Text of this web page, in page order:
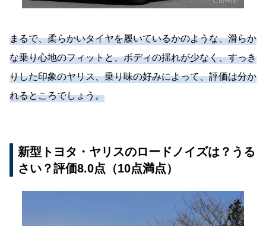
まるで、柔らかいタイヤを履いているかのような、滑らか
な乗り心地のフィットと、ボディの揺れが少なく、すっき
りした印象のヤリス、乗り味の好みによって、評価は分か
れるところでしょう。
新型トヨタ・ヤリスのロードノイズは？うる
さい？評価8.0点（10点満点）